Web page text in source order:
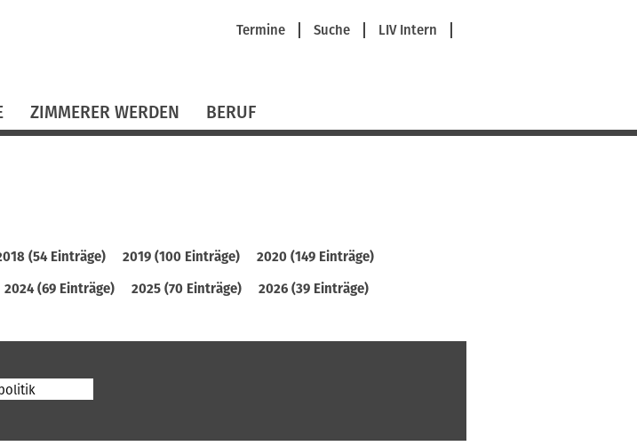
Navigation
Termine Suche LIV Intern
ZIMMERER WERDEN BERUF
(54 Einträge) 2019 (100 Einträge)
2020 (149 Einträge)
2024 (69 Einträge) 2025 (70 Einträge) 2026 (39 Einträge)